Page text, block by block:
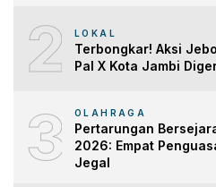
2 LOKAL
Terbongkar! Aksi
Pal X Kota Jambi
3 OLAHRAGA
Pertarungan
2026: Empat
Jegal